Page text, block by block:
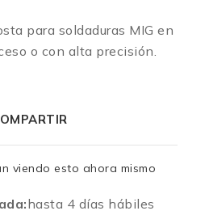
para soldaduras MIG en
o con alta precisión.
viendo esto ahora mismo
hasta 4 días hábiles